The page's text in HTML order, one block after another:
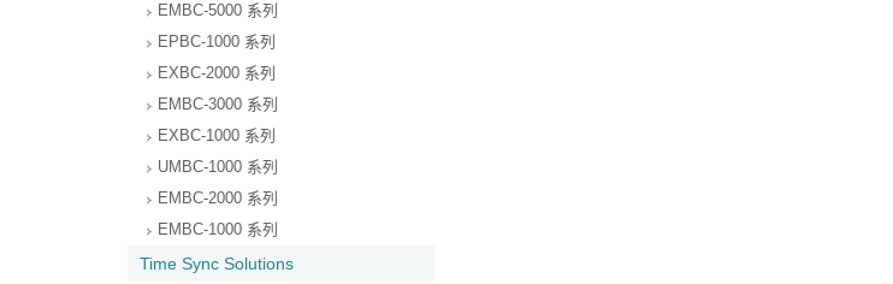
EMBC-5000 系列
EPBC-1000 系列
EXBC-2000 系列
EMBC-3000 系列
EXBC-1000 系列
UMBC-1000 系列
EMBC-2000 系列
EMBC-1000 系列
Time Sync Solutions